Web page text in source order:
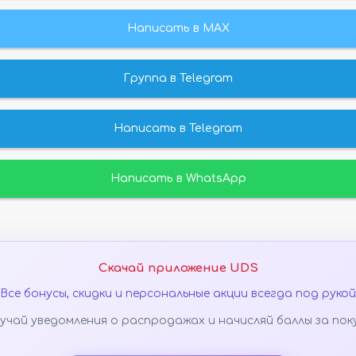
Написать в MAX
Группа в Telegram
Написать в Telegram
Написать в WhatsApp
Скачай приложение UDS
Все бонусы, скидки и персональные акции всегда под рукой
уведомления о распродажах и начисляй баллы за